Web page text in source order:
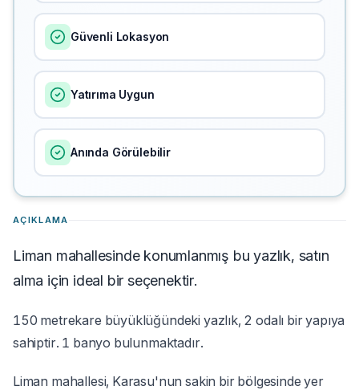
Güvenli Lokasyon
Yatırıma Uygun
Anında Görülebilir
AÇIKLAMA
Liman mahallesinde konumlanmış bu yazlık, satın
alma için ideal bir seçenektir.
150 metrekare büyüklüğündeki yazlık, 2 odalı bir yapıya
sahiptir. 1 banyo bulunmaktadır.
Liman mahallesi, Karasu'nun sakin bir bölgesinde yer